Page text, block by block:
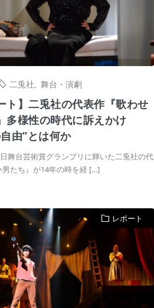
二兎社 ,舞台・演劇
ト】二兎社の代表作『歌わせ
多様性の時代に訴えかけ
由”とは何か
舞台芸術賞グランプリに輝いた二兎社の代
たち』が14年の時を経 […]
レポート